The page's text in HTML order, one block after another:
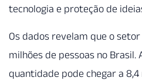
tecnologia e proteção de
Os dados revelam que o
milhões de pessoas no Brasil.
quantidade pode chegar a 8,4